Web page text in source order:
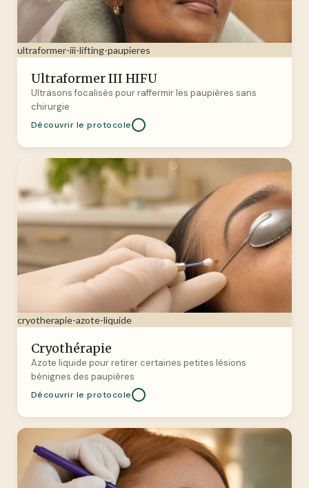
ultraformer-iii-lifting-paupieres
Ultraformer III HIFU
Ultrasons focalisés pour raffermir les paupières sans
chirurgie
Découvrir le protocole
cryotherapie-azote-liquide
Cryothérapie
Azote liquide pour retirer certaines petites lésions
bénignes des paupières
Découvrir le protocole